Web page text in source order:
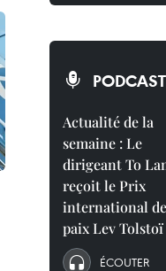
PODCAST
Actualité de la
semaine : Le
dirigeant To
reçoit le Prix
international
paix Lev Tolstoï
ÉCOUTER